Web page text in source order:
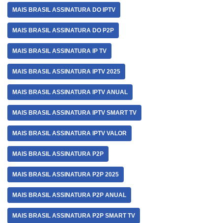
MAIS BRASIL ASSINATURA DO IPTV
MAIS BRASIL ASSINATURA DO P2P
MAIS BRASIL ASSINATURA IP TV
MAIS BRASIL ASSINATURA IPTV 2025
MAIS BRASIL ASSINATURA IPTV ANUAL
MAIS BRASIL ASSINATURA IPTV SMART TV
MAIS BRASIL ASSINATURA IPTV VALOR
MAIS BRASIL ASSINATURA P2P
MAIS BRASIL ASSINATURA P2P 2025
MAIS BRASIL ASSINATURA P2P ANUAL
MAIS BRASIL ASSINATURA P2P SMART TV